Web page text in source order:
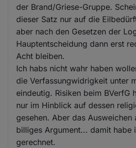
der Brand/Griese-Gruppe.
dieser Satz nur auf die
aber nach den Gesetzen der
Hauptentscheidung dann erst
Acht bleiben.
Ich habs nicht wahr haben
die Verfassungwidrigkeit unter
eindeutig. Risiken beim BVerfG
nur im Hinblick auf dessen
gesehen. Aber das Ausweichen
billiges Argument... damit habe
gerechnet.